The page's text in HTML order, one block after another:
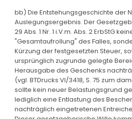
bb) Die Entstehungsgeschichte der
Auslegungsergebnis. Der
29 Abs. 1 Nr. 1 i.V.m. Abs. 2 ErbStG
"Gesamtaufrollung" des Falles,
Kürzung der festgesetzten Steuer,
ursprünglich zugrunde gelegte
Herausgabe des Geschenks
(vgl. BTDrucks VI/3418, S. 75 zum
sollte kein neuer Belastungsgrund
lediglich eine Entlastung des
nachträglich eingetretenen